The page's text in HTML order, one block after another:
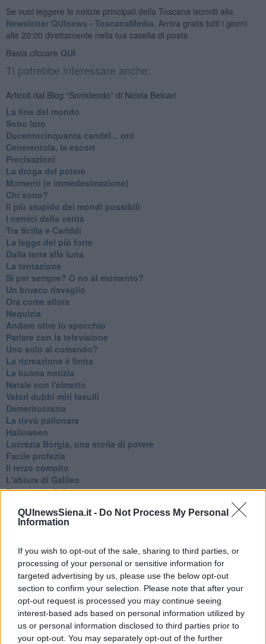
QUInewsSiena.it - Do Not Process My Personal
Information
If you wish to opt-out of the sale, sharing to third parties, or
processing of your personal or sensitive information for
targeted advertising by us, please use the below opt-out
section to confirm your selection. Please note that after your
opt-out request is processed you may continue seeing
interest-based ads based on personal information utilized by
us or personal information disclosed to third parties prior to
your opt-out. You may separately opt-out of the further
Se vuoi leggere le notizie principali della Toscana iscriviti alla
Newsletter QUInews - ToscanaMedia. Arriva gratis tutti i giorni
alle 20:00 direttamente nella tua casella di posta.
Basta cliccare QUI
Ti potrebbe interessare anche:
Articoli dal Blog “Sorridendo” di Nicola Belcari
La fine del mondo
Sono loro
Ducentocinquanta candel... otti
Cenerentola, la escort
Precisazioni
La droga del potere
Momenti (e immedesimazione)
Chi sono?
Il più stupido dei mondi possibili
I nemici della verità
Tra Scilla e Cariddi
La legge del più forte
Dalla terra alla luna
La tentazione
​Sì per sempre? O no al momento?
Un brusco risveglio
Ora come allora
Nequizia
Andare oltre lo specchio
Parlare con la televisione
Uno solo al comando?
La ricreazione è finita
La buona notizia
Natale con l'elmetto
Valori dubbi miti fasulli
Demeritocrazia
La tivvù pallonara
Halloween
​Lucrezia Borgia, una storia di potere
Facile profezia
Il terzo compito
L'abiura di Galileo
Fu vera gloria?
La truffa all'anziano
Alla fermata dell'autobus
Diseducazione televisiva e inerzia della politica
Foto storica
Esequie solenni
Nostalgia del sangue blu
Teste calde
Non avere e non essere
Armiamoci e... avviatevi
Da Capodanno a Carnevale